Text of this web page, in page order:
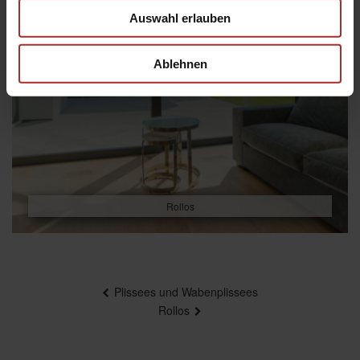
Auswahl erlauben
Ablehnen
Rollos
Plissees und Wabenplissees
Rollos